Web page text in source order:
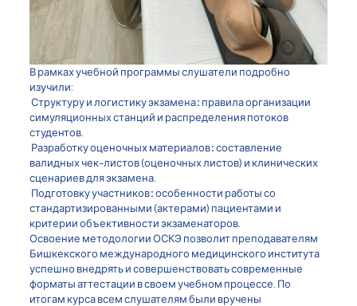
В рамках учебной программы слушатели подробно
изучили:
Структуруи логистикуэкзамена: правила организации
симуляционных станций и распределения потоков
студентов.
Разработкуоценочныхматериалов:составление
валидных чек-листов (оценочных листов) и клинических
сценариев для экзамена.
Подготовкуучастников:особенности работы со
стандартизированными (актерами) пациентами и
критерии объективности экзаменаторов.
Освоение методологии ОСКЭ позволит преподавателям
Бишкекского международного медицинского института
успешно внедрять и совершенствовать современные
форматы аттестации в своем учебном процессе. По
итогам курса всем слушателям были вручены